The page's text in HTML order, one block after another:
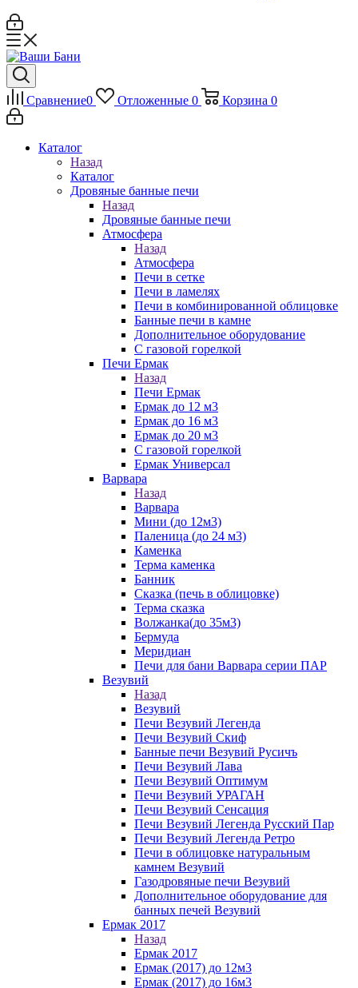
Сравнение0 Отложенные 0 Корзина 0
Каталог
Назад
Каталог
Дровяные банные печи
Назад
Дровяные банные печи
Атмосфера
Назад
Атмосфера
Печи в сетке
Печи в ламелях
Печи в комбинированной облицовке
Банные печи в камне
Дополнительное оборудование
С газовой горелкой
Печи Ермак
Назад
Печи Ермак
Ермак до 12 м3
Ермак до 16 м3
Ермак до 20 м3
С газовой горелкой
Ермак Универсал
Варвара
Назад
Варвара
Мини (до 12м3)
Паленица (до 24 м3)
Каменка
Терма каменка
Банник
Сказка (печь в облицовке)
Терма сказка
Волжанка(до 35м3)
Бермуда
Меридиан
Печи для бани Варвара серии ПАР
Везувий
Назад
Везувий
Печи Везувий Легенда
Печи Везувий Скиф
Банные печи Везувий Русичъ
Печи Везувий Лава
Печи Везувий Оптимум
Печи Везувий УРАГАН
Печи Везувий Сенсация
Печи Везувий Легенда Русский Пар
Печи Везувий Легенда Ретро
Печи в облицовке натуральным
камнем Везувий
Газодровяные печи Везувий
Дополнительное оборудование для
банных печей Везувий
Ермак 2017
Назад
Ермак 2017
Ермак (2017) до 12м3
Ермак (2017) до 16м3